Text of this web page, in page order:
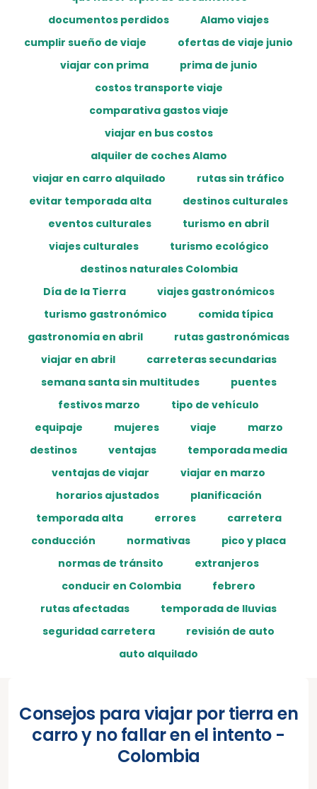
documentos perdidos
Alamo viajes
cumplir sueño de viaje
ofertas de viaje junio
viajar con prima
prima de junio
costos transporte viaje
comparativa gastos viaje
viajar en bus costos
alquiler de coches Alamo
viajar en carro alquilado
rutas sin tráfico
evitar temporada alta
destinos culturales
eventos culturales
turismo en abril
viajes culturales
turismo ecológico
destinos naturales Colombia
Día de la Tierra
viajes gastronómicos
turismo gastronómico
comida típica
gastronomía en abril
rutas gastronómicas
viajar en abril
carreteras secundarias
semana santa sin multitudes
puentes
festivos marzo
tipo de vehículo
equipaje
mujeres viaje
marzo
destinos
ventajas
temporada media
ventajas de viajar
viajar en marzo
horarios ajustados
planificación
temporada alta
errores
carretera
conducción
normativas
pico y placa
normas de tránsito
extranjeros
conducir en Colombia
febrero
rutas afectadas
temporada de lluvias
seguridad carretera
revisión de auto
auto alquilado
Consejos para viajar por tierra en
carro y no fallar en el intento -
Colombia